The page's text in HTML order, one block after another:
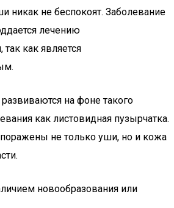
никак не беспокоят. Заболевание
лечению
как является
на фоне такого
как листовидная пузырчатка.
не только уши, но и кожа
новообразования или